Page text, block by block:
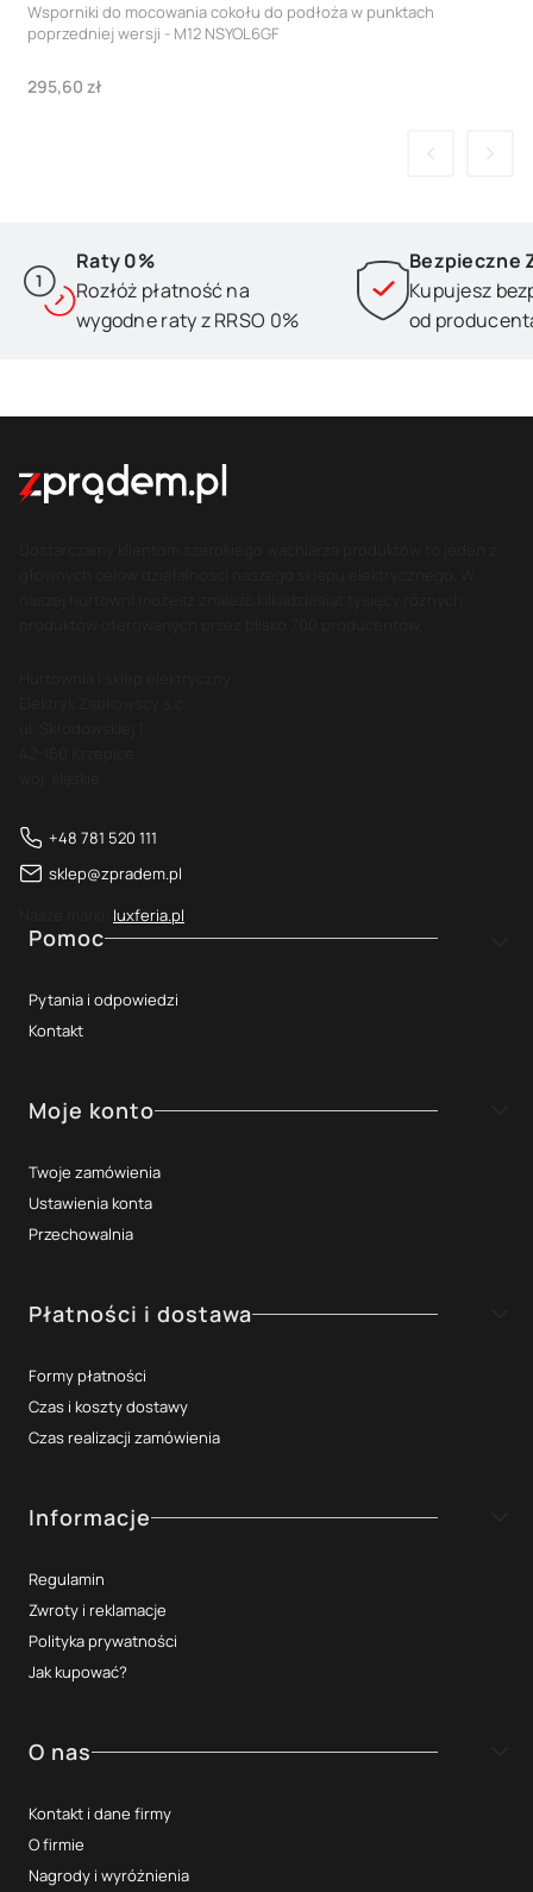
Wsporniki do mocowania cokołu do podłoża w punktach
poprzedniej wersji - M12 NSYOL6GF
Cena
295,60 zł
Raty 0%
Rozłóż płatność na
wygodne raty z RRSO 0%
Bezpieczne
Kupujesz
od
+48 781 520 111
sklep@zpradem.pl
luxferia.pl
Linki w stopce
Pomoc
Pytania i odpowiedzi
Kontakt
Moje konto
Twoje zamówienia
Ustawienia konta
Przechowalnia
Płatności i dostawa
Formy płatności
Czas i koszty dostawy
Czas realizacji zamówienia
Informacje
Regulamin
Zwroty i reklamacje
Polityka prywatności
Jak kupować?
O nas
Kontakt i dane firmy
O firmie
Nagrody i wyróżnienia